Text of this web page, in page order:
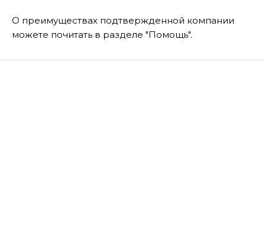
О преимуществах подтвержденной компании
можете почитать в разделе "Помощь".